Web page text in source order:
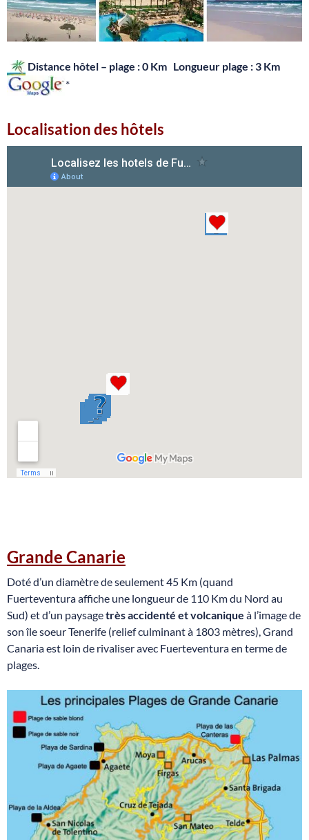
Distance hôtel – plage : 0 Km Longueur plage : 3 Km
*
Localisation des hôtels
Grande Canarie
Doté d’un diamètre de seulement 45 Km (quand
Fuerteventura affiche une longueur de 110 Km du Nord au
Sud) et d’un paysagetrès accidenté et volcanique à l’image de
son île soeur Tenerife (relief culminant à 1803 mètres), Grand
Canaria est loin de rivaliser avec Fuerteventura en terme de
plages.